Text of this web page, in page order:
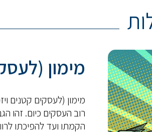
מימון
מימון (לעסקים קטנים
רוב העסקים כיום. זהו